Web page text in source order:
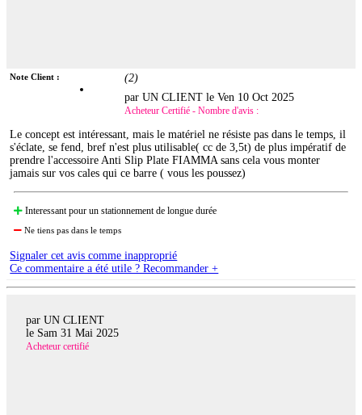
Note Client : (2)
par UN CLIENT leVen 10 Oct 2025
Acheteur Certifié - Nombre d'avis :
Le concept est intéressant, mais le matériel ne résiste pas dans le temps, il
s'éclate, se fend, bref n'est plus utilisable( cc de 3,5t) de plus impératif de
prendre l'accessoire Anti Slip Plate FIAMMA sans cela vous monter
jamais sur vos cales qui ce barre ( vous les poussez)
Interessant pour un stationnement de longue durée
Ne tiens pas dans le temps
Signaler cet avis comme inapproprié
Ce commentaire a été utile ? Recommander +
par UN CLIENT
le Sam 31 Mai 2025
Acheteur certifié